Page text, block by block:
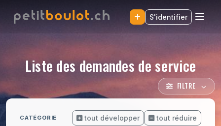
S'identifier
Liste des demandes de service
FILTRE
CATÉGORIE tout développer tout réduire